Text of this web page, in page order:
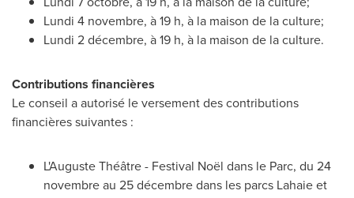
Lundi 4 novembre, à 19 h, à la maison de la culture;
Lundi 2 décembre, à 19 h, à la maison de la culture.
Contributions financières
Le conseil a autorisé le versement des contributions
financières suivantes :
L'Auguste Théâtre - Festival Noël dans le Parc, du 24
novembre au 25 décembre dans les parcs Lahaie et